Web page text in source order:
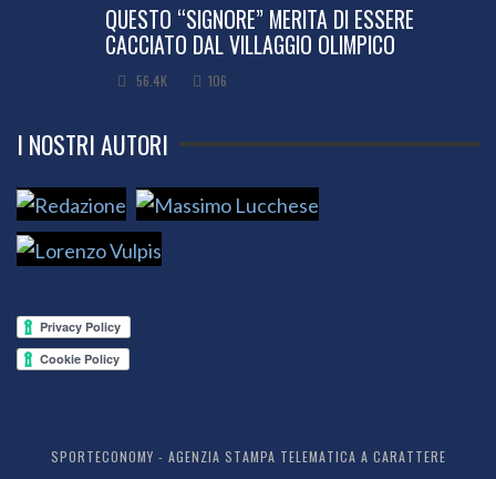
QUESTO “SIGNORE” MERITA DI ESSERE
CACCIATO DAL VILLAGGIO OLIMPICO
56.4K 106
I NOSTRI AUTORI
SPORTECONOMY - AGENZIA STAMPA TELEMATICA A CARATTERE